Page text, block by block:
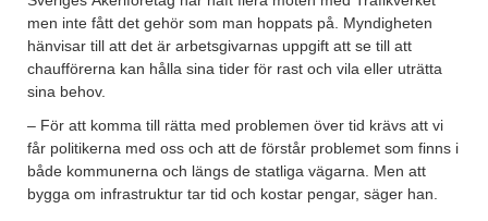
men inte fått det gehör som man hoppats på. Myndigheten
hänvisar till att det är arbetsgivarnas uppgift att se till att
chaufförerna kan hålla sina tider för rast och vila eller uträtta
sina behov.
– För att komma till rätta med problemen över tid krävs att vi
får politikerna med oss och att de förstår problemet som finns i
både kommunerna och längs de statliga vägarna. Men att
bygga om infrastruktur tar tid och kostar pengar, säger han.